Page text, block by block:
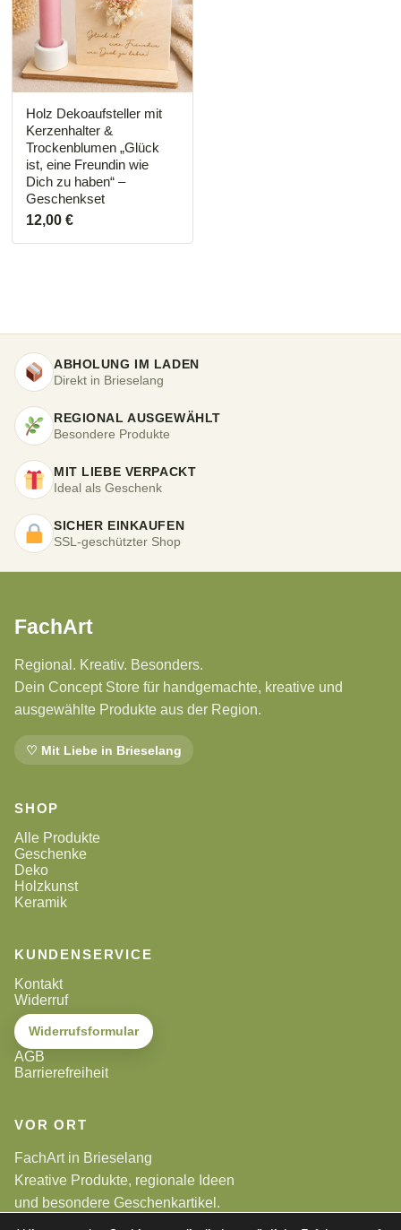
Holz Dekoaufsteller mit
Kerzenhalter &
Trockenblumen „Glück
ist, eine Freundin wie
Dich zu haben“ –
Geschenkset
12,00 €
ABHOLUNG IM LADEN
Direkt in Brieselang
REGIONAL AUSGEWÄHLT
Besondere Produkte
MIT LIEBE VERPACKT
Ideal als Geschenk
SICHER EINKAUFEN
SSL-geschützter Shop
FachArt
Regional. Kreativ. Besonders.
Dein Concept Store für handgemachte, kreative und
ausgewählte Produkte aus der Region.
♡ Mit Liebe in Brieselang
SHOP
Alle Produkte
Geschenke
Deko
Holzkunst
Keramik
KUNDENSERVICE
Kontakt
Widerruf
Widerrufsformular
AGB
Barrierefreiheit
VOR ORT
FachArt in Brieselang
Kreative Produkte, regionale Ideen
und besondere Geschenkartikel.